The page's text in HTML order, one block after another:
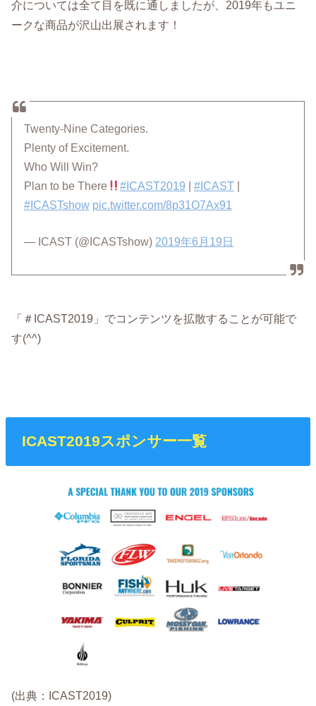
介については全て目を既に通しましたが、2019年もユニ
ークな商品が沢山出展されます！
Twenty-Nine Categories.
Plenty of Excitement.
Who Will Win?
Plan to be There
#ICAST2019 #ICAST|
#ICASTshow pic.twitter.com/8p31O7Ax91
— ICAST (@ICASTshow) 2019年6月19日
「＃ICAST2019」でコンテンツを拡散することが可能で
す(^^)
ICAST2019スポンサー一覧
(出典：ICAST2019)